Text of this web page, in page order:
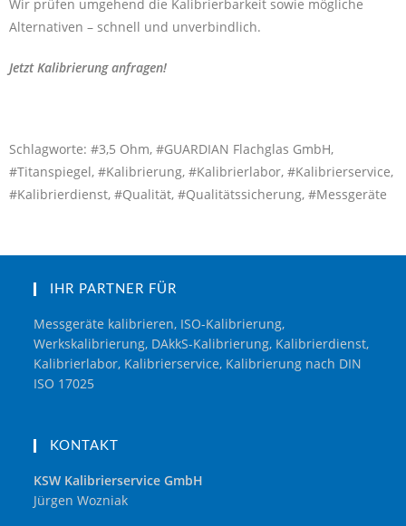
Wir prüfen umgehend die Kalibrierbarkeit sowie mögliche
Alternativen – schnell und unverbindlich.
Jetzt Kalibrierung anfragen!
Schlagworte: #3,5 Ohm, #GUARDIAN Flachglas GmbH,
#Titanspiegel, #Kalibrierung, #Kalibrierlabor, #Kalibrierservice,
#Kalibrierdienst, #Qualität, #Qualitätssicherung, #Messgeräte
IHR PARTNER FÜR
Messgeräte kalibrieren, ISO-Kalibrierung,
Werkskalibrierung, DAkkS-Kalibrierung, Kalibrierdienst,
Kalibrierlabor, Kalibrierservice, Kalibrierung nach DIN
ISO 17025
KONTAKT
KSW Kalibrierservice GmbH
Jürgen Wozniak